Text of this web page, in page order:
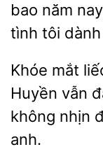
bao năm
tình tôi dành
Khóe mắt
Huyền
không nhịn
anh.